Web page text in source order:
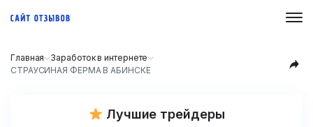
Главная
Заработок в интернете
СТРАУСИНАЯ ФЕРМА В АБИНСКЕ
Лучшие трейдеры